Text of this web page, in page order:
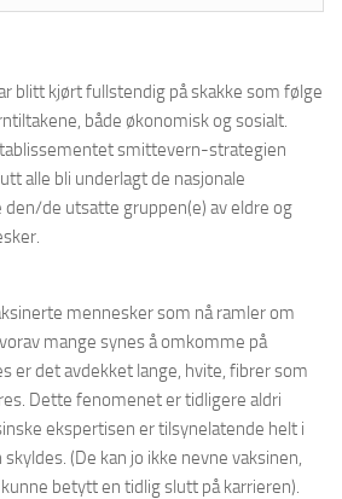
blitt kjørt fullstendig på skakke som følge
både økonomisk og sosialt.
smittevern-strategien
alle bli underlagt de nasjonale
den/de utsatte gruppen(e) av eldre og
mennesker som nå ramler om
mange synes å omkomme på
er det avdekket lange, hvite, fibrer som
Dette fenomenet er tidligere aldri
ekspertisen er tilsynelatende helt i
(De kan jo ikke nevne vaksinen,
betytt en tidlig slutt på karrieren).